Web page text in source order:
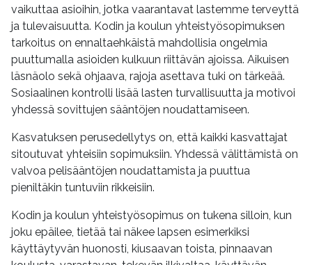
vaikuttaa asioihin, jotka vaarantavat lastemme terveyttä
ja tulevaisuutta. Kodin ja koulun yhteistyösopimuksen
tarkoitus on ennaltaehkäistä mahdollisia ongelmia
puuttumalla asioiden kulkuun riittävän ajoissa. Aikuisen
läsnäolo sekä ohjaava, rajoja asettava tuki on tärkeää.
Sosiaalinen kontrolli lisää lasten turvallisuutta ja motivoi
yhdessä sovittujen sääntöjen noudattamiseen.
Kasvatuksen perusedellytys on, että kaikki kasvattajat
sitoutuvat yhteisiin sopimuksiin. Yhdessä välittämistä on
valvoa pelisääntöjen noudattamista ja puuttua
pieniltäkin tuntuviin rikkeisiin.
Kodin ja koulun yhteistyösopimus on tukena silloin, kun
joku epäilee, tietää tai näkee lapsen esimerkiksi
käyttäytyvän huonosti, kiusaavan toista, pinnaavan